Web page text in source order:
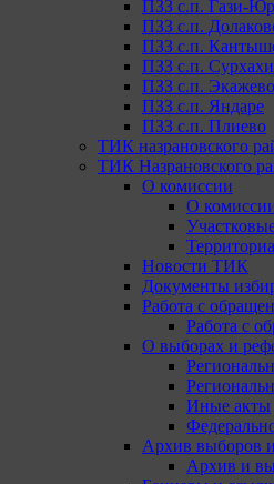
ПЗЗ с.п. Гази-
ПЗЗ с.п.
ПЗЗ с.п.
ПЗЗ с.п. Сурхахи
ПЗЗ с.п. Экажево
ПЗЗ с.п. Яндаре
ПЗЗ с.п. Плиево
ТИК назрановского
ТИК Назрановского
О комиссии
О
Новости ТИК
Документы
Работа с
Работа с
О выборах и
Иные акты
Архив выборов
Архив и